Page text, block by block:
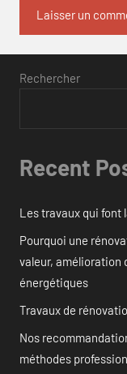
Rechercher
Recent
Les travaux qui font
Pourquoi une
valeur, amélioration
énergétiques
Travaux de
Nos
méthodes